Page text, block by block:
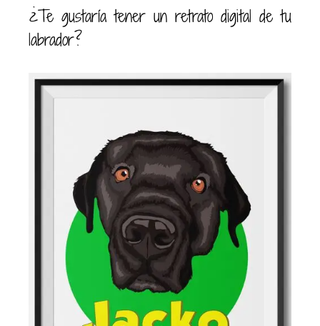
¿Te gustaría tener un retrato digital de tu
labrador?